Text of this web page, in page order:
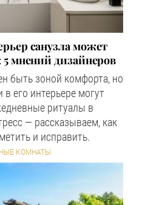
санузла может
мнений дизайнеров
быть зоной комфорта, но
его интерьере могут
ритуалы в
— рассказываем, как
и исправить.
КОМНАТЫ